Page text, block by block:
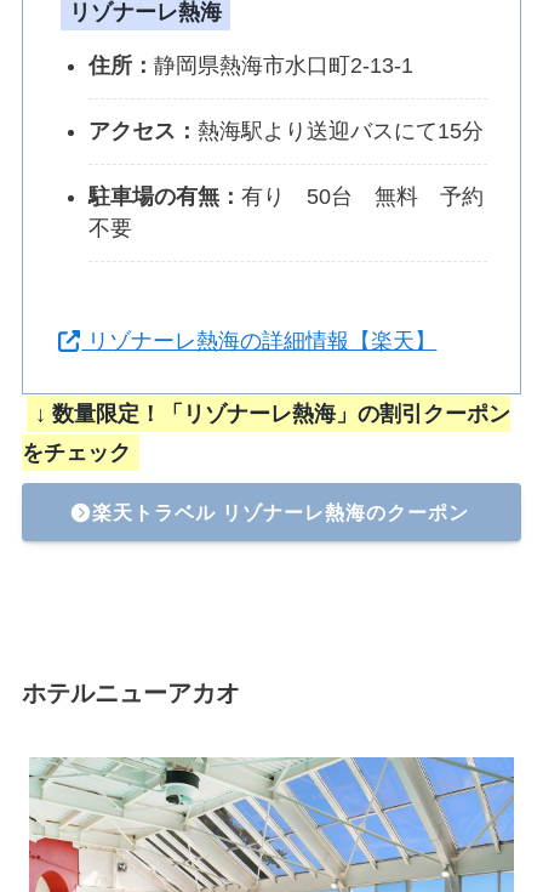
リゾナーレ熱海
住所： 静岡県熱海市水口町2-13-1
アクセス： 熱海駅より送迎バスにて15分
駐車場の有無： 有り 50台 無料 予約
不要
リゾナーレ熱海の詳細情報【楽天】
↓ 数量限定！「リゾナーレ熱海」の割引クーポン
をチェック
楽天トラベル リゾナーレ熱海のクーポン
ホテルニューアカオ